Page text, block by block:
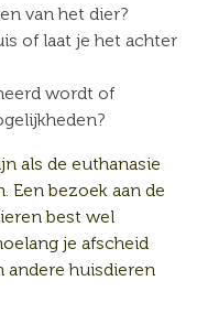
van het dier?
of laat je het achter
wordt of
als de euthanasie
Een bezoek aan de
best wel
je afscheid
huisdieren